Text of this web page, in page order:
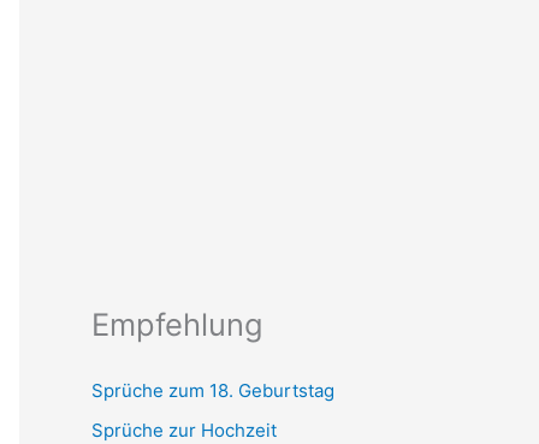
Empfehlung
Sprüche zum 18. Geburtstag
Sprüche zur Hochzeit